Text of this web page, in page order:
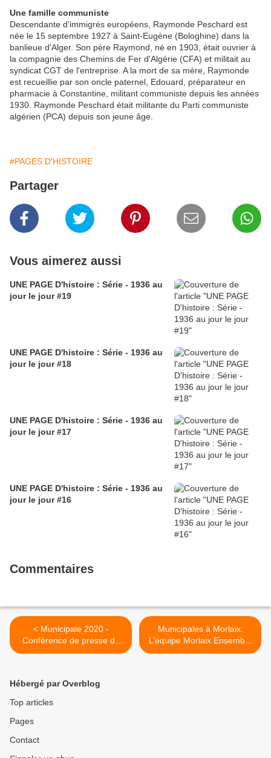
Une famille communiste
Descendante d'immigrés européens, Raymonde Peschard est
née le 15 septembre 1927 à Saint-Eugène (Bologhine) dans la
banlieue d'Alger. Son père Raymond, né en 1903, était ouvrier à
la compagnie des Chemins de Fer d'Algérie (CFA) et militait au
syndicat CGT de l'entreprise. A la mort de sa mère, Raymonde
est recueillie par son oncle paternel, Edouard, préparateur en
pharmacie à Constantine, militant communiste depuis les années
1930. Raymonde Peschard était militante du Parti communiste
algérien (PCA) depuis son jeune âge.
#PAGES D'HISTOIRE
Partager
Vous aimerez aussi
UNE PAGE D'histoire : Série - 1936 au
jour le jour #19
UNE PAGE D'histoire : Série - 1936 au
jour le jour #18
UNE PAGE D'histoire : Série - 1936 au
jour le jour #17
UNE PAGE D'histoire : Série - 1936 au
jour le jour #16
Commentaires
< Municipale 2020 -
Conférence de presse du
Parti communiste à Brest -
Communiste de Brest)
Municipales à Morlaix.
L’équipe Morlaix Ensemble
donne la parole aux
Hébergé par Overblog
Top articles
Pages
Contact